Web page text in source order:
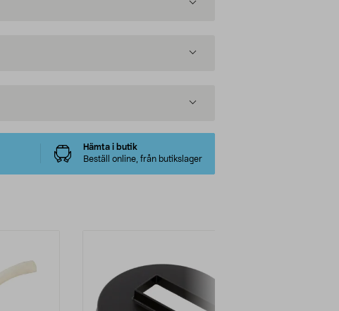
Hämta i butik
Beställ online, från butikslager